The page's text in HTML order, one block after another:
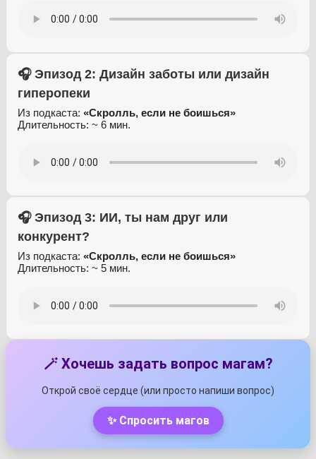
🎧 Эпизод 2: Дизайн заботы или дизайн
гиперопеки
Из подкаста: «Скролль, если не боишься»
Длительность: ~ 6 мин.
🎧 Эпизод 3: ИИ, ты нам друг или
конкурент?
Из подкаста: «Скролль, если не боишься»
Длительность: ~ 5 мин.
🪄 Хочешь задать вопрос магам?
Открой своё сердце (или просто напиши вопрос)
✨ Спросить магов